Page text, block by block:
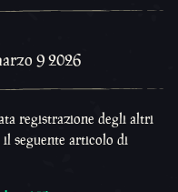
9 2026
registrazione degli altri
seguente articolo di